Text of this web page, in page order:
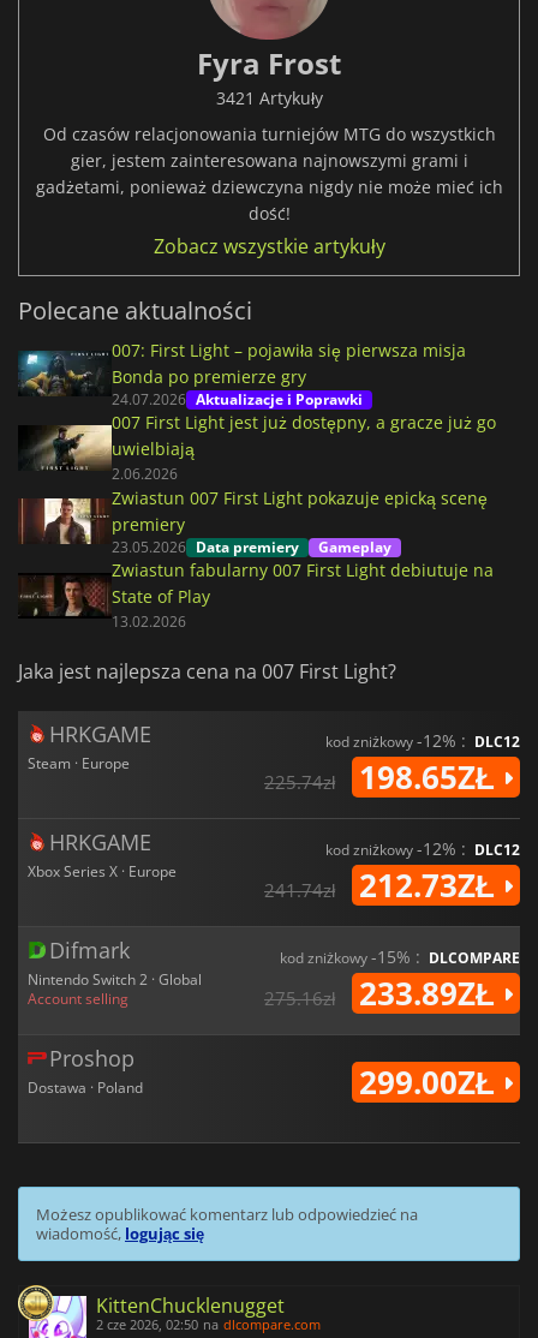
Fyra Frost
3421 Artykuły
Od czasów relacjonowania turniejów MTG do wszystkich
gier, jestem zainteresowana najnowszymi grami i
gadżetami, ponieważ dziewczyna nigdy nie może mieć ich
dość!
Zobacz wszystkie artykuły
Polecane aktualności
007: First Light – pojawiła się pierwsza misja
Bonda po premierze gry
24.07.2026 Aktualizacje i Poprawki
007 First Light jest już dostępny, a gracze już go
uwielbiają
2.06.2026
Zwiastun 007 First Light pokazuje epicką scenę
premiery
23.05.2026 Data premiery Gameplay
Zwiastun fabularny 007 First Light debiutuje na
State of Play
13.02.2026
Jaka jest najlepsza cena na 007 First Light?
HRKGAME
Steam · Europe
kod zniżkowy-12% : DLC12
225.74zł 198.65ZŁ
HRKGAME
Xbox Series X · Europe
kod zniżkowy-12% : DLC12
241.74zł 212.73ZŁ
Difmark
Nintendo Switch 2 · Global
Account selling
kod zniżkowy-15% : DLCOMPARE
275.16zł 233.89ZŁ
Proshop
Dostawa · Poland 299.00ZŁ
Możesz opublikować komentarz lub odpowiedzieć na
wiadomość, logując się
KittenChucklenugget
2 cze 2026, 02:50 na dlcompare.com